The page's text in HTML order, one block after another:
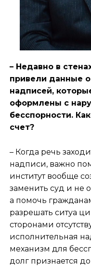
– Недавно в
привели данные
надписей,
оформлены с
бесспорности.
счет?
– Когда речь
надписи, важно
институт вообще
заменить суд и не
а помочь
разрешать ситуа
сторонами
исполнительная
механизм для
долг признается